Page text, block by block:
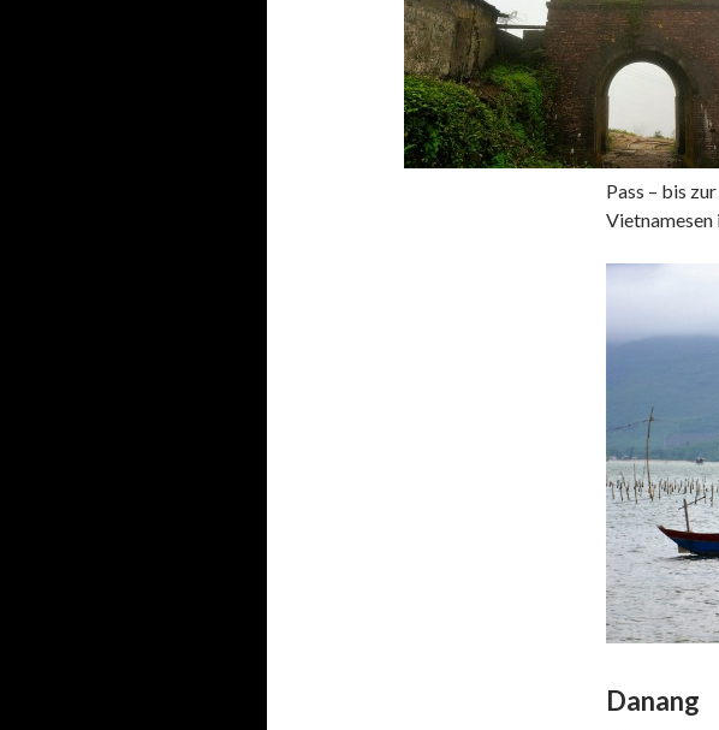
Pass – bis
Vietnamesen
Danang